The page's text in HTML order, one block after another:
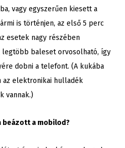
vagy egyszerűen kiesett a
is történjen, az első 5 perc
esetek nagy részében
legtöbb baleset orvosolható, így
dobni a telefont. (A kukába
az elektronikai hulladék
vannak.)
beázott a mobilod?